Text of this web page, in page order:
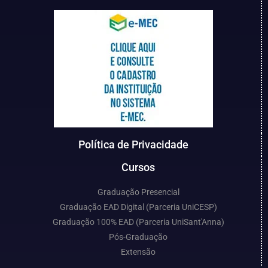
Política de Privacidade
Cursos
Graduação Presencial
Graduação EAD Digital (Parceria UniCESP)
Graduação 100% EAD (Parceria UniSant'Anna)
Pós-Graduação
Extensão